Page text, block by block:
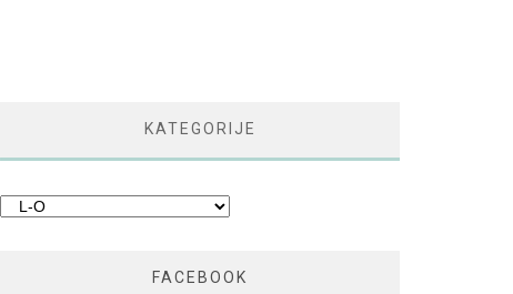
KATEGORIJE
Kategorije
FACEBOOK